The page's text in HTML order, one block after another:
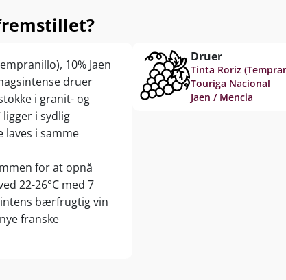
10% Jaen
druer
i granit- og
i sydlig
i samme
for at opnå
22-26°C med 7
bærfrugtig vin
franske
Druer
Tinta Roriz
Touriga Nacional
Jaen / Mencia